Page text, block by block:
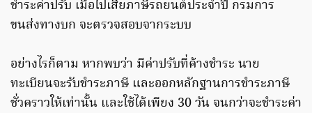
ชำระค่าปรับ เมื่อไปเสียภาษีรถยนต์ประจำปี กรมการ
ขนส่งทางบก จะตรวจสอบจากระบบ
อย่างไรก็ตาม หากพบว่า มีค่าปรับที่ค้างชำระ นาย
ทะเบียนจะรับชำระภาษี และออกหลักฐานการชำระภาษี
ชั่วคราวให้เท่านั้น และใช้ได้เพียง 30 วัน จนกว่าจะชำระค่า